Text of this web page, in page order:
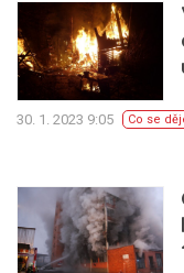
30. 1. 2023 9:05 Co se